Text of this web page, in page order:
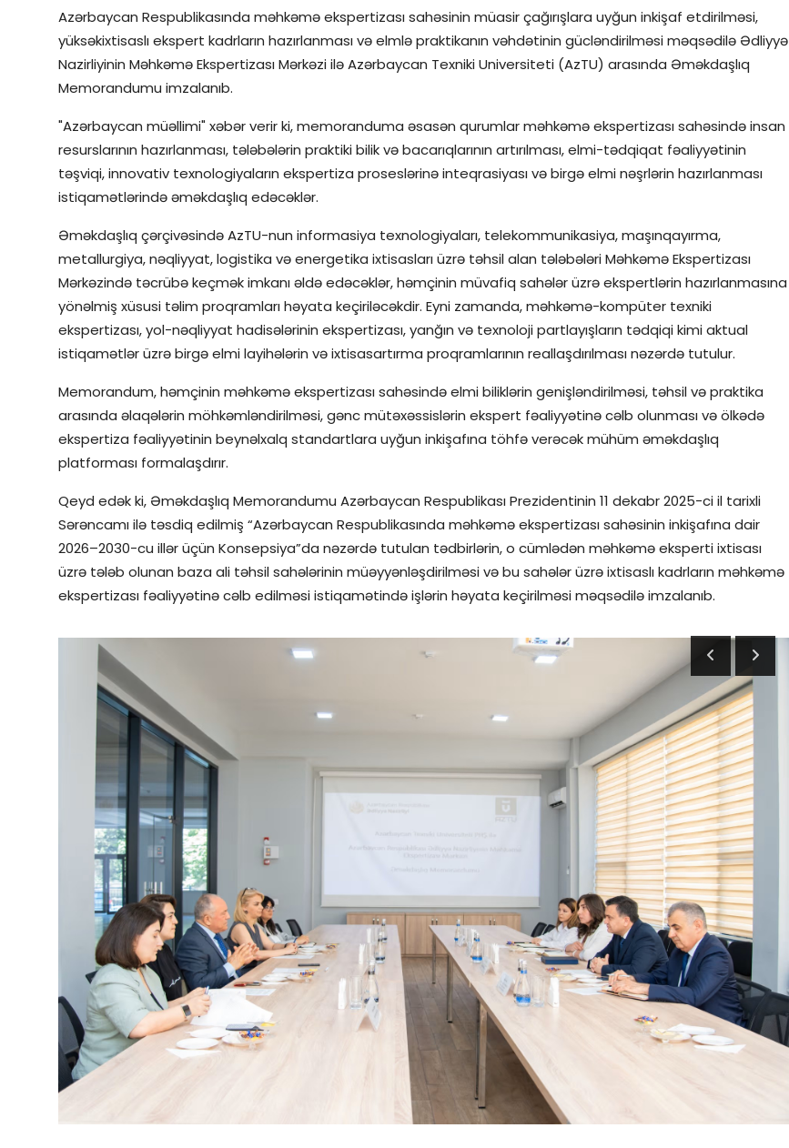
Azərbaycan Respublikasında məhkəmə ekspertizası sahəsinin müasir çağırışlara uyğun inkişaf etdirilməsi,
yüksəkixtisaslı ekspert kadrların hazırlanması və elmlə praktikanın vəhdətinin gücləndirilməsi məqsədilə Ədliyyə
Nazirliyinin Məhkəmə Ekspertizası Mərkəzi ilə Azərbaycan Texniki Universiteti (AzTU) arasında Əməkdaşlıq
Memorandumu imzalanıb.
"Azərbaycan müəllimi" xəbər verir ki, memoranduma əsasən qurumlar məhkəmə ekspertizası sahəsində insan
resurslarının hazırlanması, tələbələrin praktiki bilik və bacarıqlarının artırılması, elmi-tədqiqat fəaliyyətinin
təşviqi, innovativ texnologiyaların ekspertiza proseslərinə inteqrasiyası və birgə elmi nəşrlərin hazırlanması
istiqamətlərində əməkdaşlıq edəcəklər.
Əməkdaşlıq çərçivəsində AzTU-nun informasiya texnologiyaları, telekommunikasiya, maşınqayırma,
metallurgiya, nəqliyyat, logistika və energetika ixtisasları üzrə təhsil alan tələbələri Məhkəmə Ekspertizası
Mərkəzində təcrübə keçmək imkanı əldə edəcəklər, həmçinin müvafiq sahələr üzrə ekspertlərin hazırlanmasına
yönəlmiş xüsusi təlim proqramları həyata keçiriləcəkdir. Eyni zamanda, məhkəmə-kompüter texniki
ekspertizası, yol-nəqliyyat hadisələrinin ekspertizası, yanğın və texnoloji partlayışların tədqiqi kimi aktual
istiqamətlər üzrə birgə elmi layihələrin və ixtisasartırma proqramlarının reallaşdırılması nəzərdə tutulur.
Memorandum, həmçinin məhkəmə ekspertizası sahəsində elmi biliklərin genişləndirilməsi, təhsil və praktika
arasında əlaqələrin möhkəmləndirilməsi, gənc mütəxəssislərin ekspert fəaliyyətinə cəlb olunması və ölkədə
ekspertiza fəaliyyətinin beynəlxalq standartlara uyğun inkişafına töhfə verəcək mühüm əməkdaşlıq
platforması formalaşdırır.
Qeyd edək ki, Əməkdaşlıq Memorandumu Azərbaycan Respublikası Prezidentinin 11 dekabr 2025-ci il tarixli
Sərəncamı ilə təsdiq edilmiş “Azərbaycan Respublikasında məhkəmə ekspertizası sahəsinin inkişafına dair
2026–2030-cu illər üçün Konsepsiya”da nəzərdə tutulan tədbirlərin, o cümlədən məhkəmə eksperti ixtisası
üzrə tələb olunan baza ali təhsil sahələrinin müəyyənləşdirilməsi və bu sahələr üzrə ixtisaslı kadrların məhkəmə
ekspertizası fəaliyyətinə cəlb edilməsi istiqamətində işlərin həyata keçirilməsi məqsədilə imzalanıb.